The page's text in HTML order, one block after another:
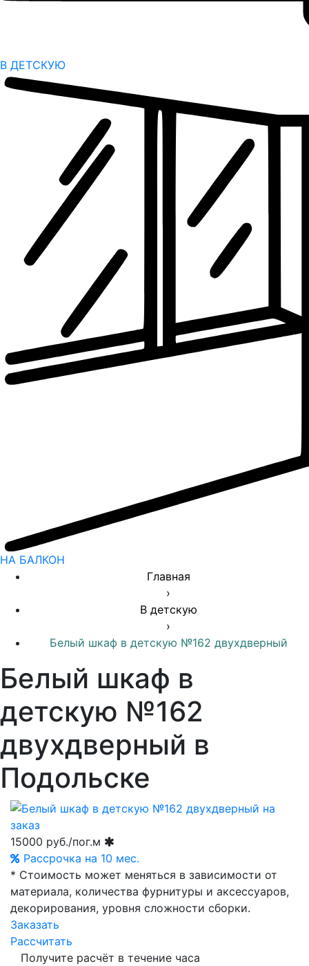
В ДЕТСКУЮ
НА БАЛКОН
Главная
›
В детскую
›
Белый шкаф в детскую №162 двухдверный
Белый шкаф в
детскую №162
двухдверный в
Подольске
15000 руб./пог.м
Рассрочка на 10 мес.
* Стоимость может меняться в зависимости от
материала, количества фурнитуры и аксессуаров,
декорирования, уровня сложности сборки.
Заказать
Рассчитать
Получите расчёт в течение часа